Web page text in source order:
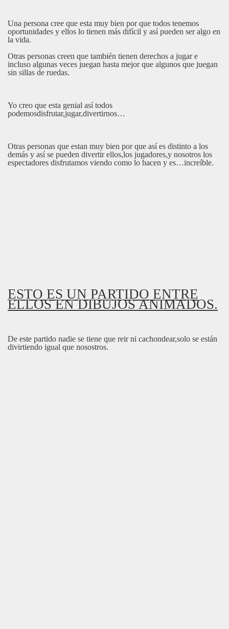
Una persona cree que esta muy bien por que todos tenemos
oportunidades y ellos lo tienen más difícil y así pueden ser algo en
la vida.
Otras personas creen que también tienen derechos a jugar e
incluso algunas veces juegan hasta mejor que algunos que juegan
sin sillas de ruedas.
Yo creo que esta genial así todos
podemosdisfrutar,jugar,divertirnos…
Otras personas que estan muy bien por que así es distinto a los
demás y así se pueden divertir ellos,los jugadores,y nosotros los
espectadores disfrutamos viendo como lo hacen y es…increíble.
ESTO ES UN PARTIDO ENTRE
ELLOS EN DIBUJOS ANIMADOS.
De este partido nadie se tiene que reir ni cachondear,solo se están
divirtiendo igual que nosostros.